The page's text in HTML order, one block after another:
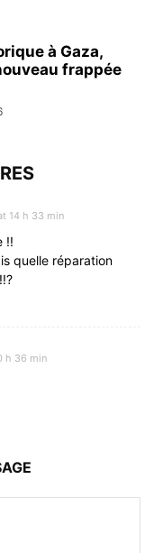
à Gaza,
frappée
14 h 33 min
!!
quelle réparation
h 36 min